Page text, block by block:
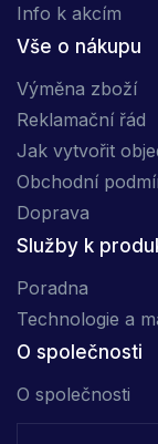
Info k akcím
Vše o nákupu
Výměna zboží
Reklamační řád
Jak vytvořit
Obchodní
Doprava
Služby k
Poradna
Technologie a
O společnosti
O společnosti